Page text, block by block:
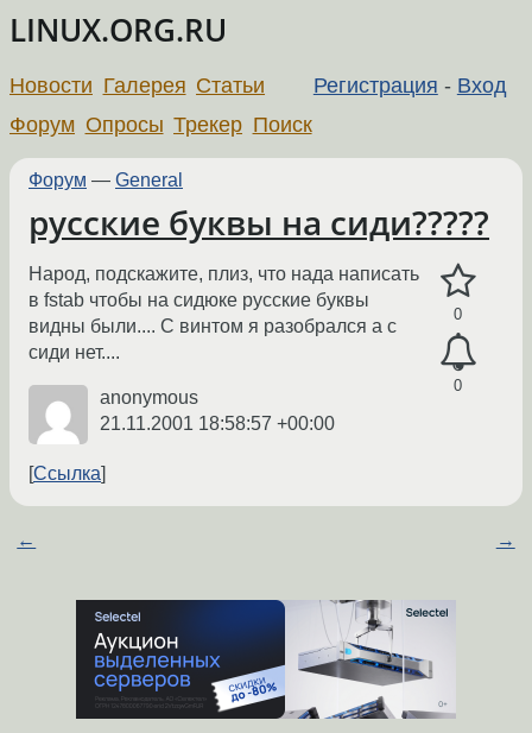
LINUX.ORG.RU
Регистрация - Вход
Новости Галерея Статьи
Форум Опросы Трекер Поиск
Форум — General
русские буквы на сиди?????
0
0
Народ, подскажите, плиз, что нада написать
в fstab чтобы на сидюке русские буквы
видны были.... С винтом я разобрался а с
сиди нет....
anonymous
21.11.2001 18:58:57 +00:00
Ссылка
← →